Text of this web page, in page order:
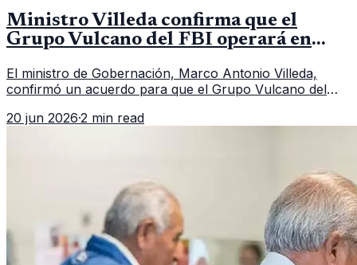
Ministro Villeda confirma que el
Grupo Vulcano del FBI operará en
El ministro de Gobernación, Marco Antonio Villeda,
confirmó un acuerdo para que el Grupo Vulcano del
fallido con la administración anterior del Ministerio
20 jun 2026·2 min read